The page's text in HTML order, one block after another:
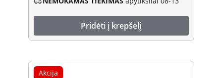
Pridėti į krepšelį
Akcija